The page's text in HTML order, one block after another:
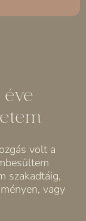
volt a
szakadtáig,
vagy